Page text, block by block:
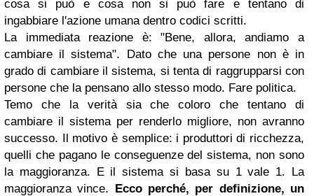
cosa si può e cosa non si può fare e tentano di
ingabbiare l'azione umana dentro codici scritti.
La immediata reazione è: "Bene, allora, andiamo a
cambiare il sistema". Dato che una persone non è in
grado di cambiare il sistema, si tenta di raggrupparsi con
persone che la pensano allo stesso modo. Fare politica.
Temo che la verità sia che coloro che tentano di
cambiare il sistema per renderlo migliore, non avranno
successo. Il motivo è semplice: i produttori di ricchezza,
quelli che pagano le conseguenze del sistema, non sono
la maggioranza. E il sistema si basa su 1 vale 1. La
maggioranza vince. Ecco perché, per definizione, un